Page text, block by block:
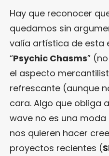
Hay que reconocer
quedamos sin
valía artística de esta
“Psychic Chasms”
el aspecto
refrescante (aunque
cara. Algo que obliga
wave no es una
nos quieren hacer
proyectos recientes (